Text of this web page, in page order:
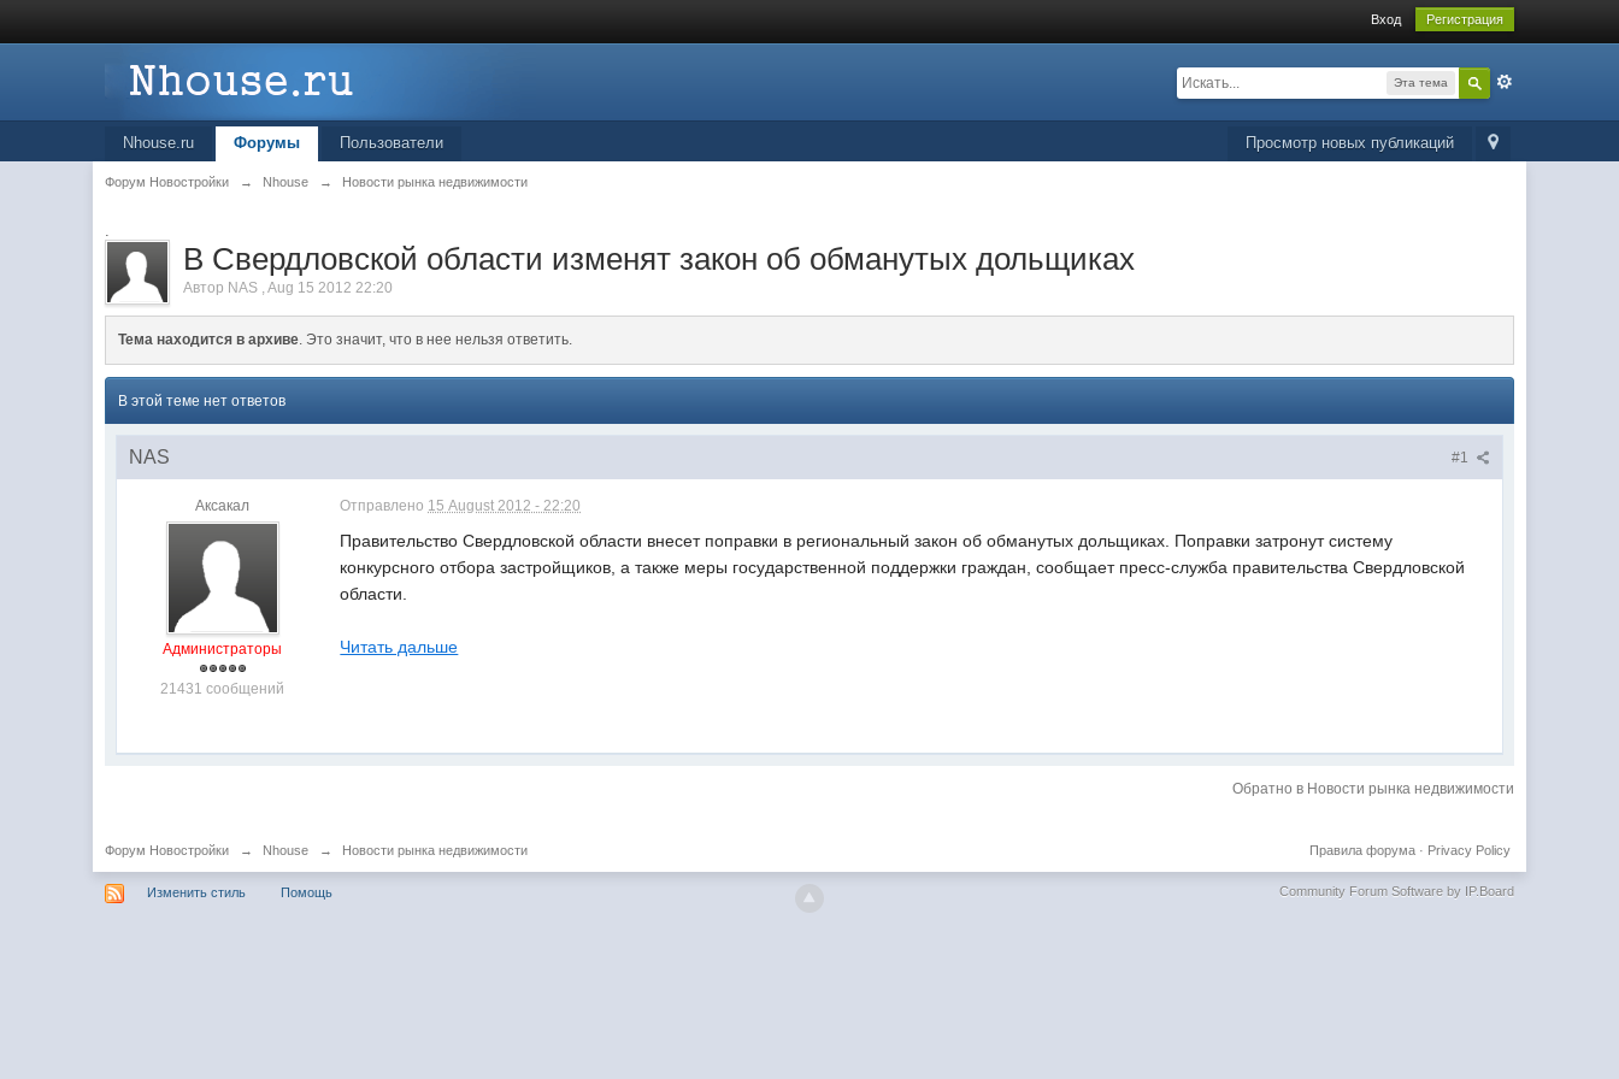
Вход Регистрация
Эта тема
Просмотр новых публикаций
Nhouse.ru Форумы Пользователи
Форум Новостройки → Nhouse → Новости рынка недвижимости
.
В Свердловской области изменят закон об обманутых дольщиках
Автор NAS ,Aug 15 2012 22:20
Тема находится в архиве. Это значит, что в нее нельзя ответить.
В этой теме нет ответов
#1
NAS
Аксакал
Администраторы
21431 сообщений
Отправлено 15 August 2012 - 22:20
Правительство Свердловской области внесет поправки в региональный закон об обманутых дольщиках. Поправки затронут систему
конкурсного отбора застройщиков, а также меры государственной поддержки граждан, сообщает пресс-служба правительства Свердловской
области.
Читать дальше
Обратно в Новости рынка недвижимости
Форум Новостройки → Nhouse → Новости рынка недвижимости Privacy Policy
Правила форума·
Изменить стиль Помощь Community Forum Software by IP.Board